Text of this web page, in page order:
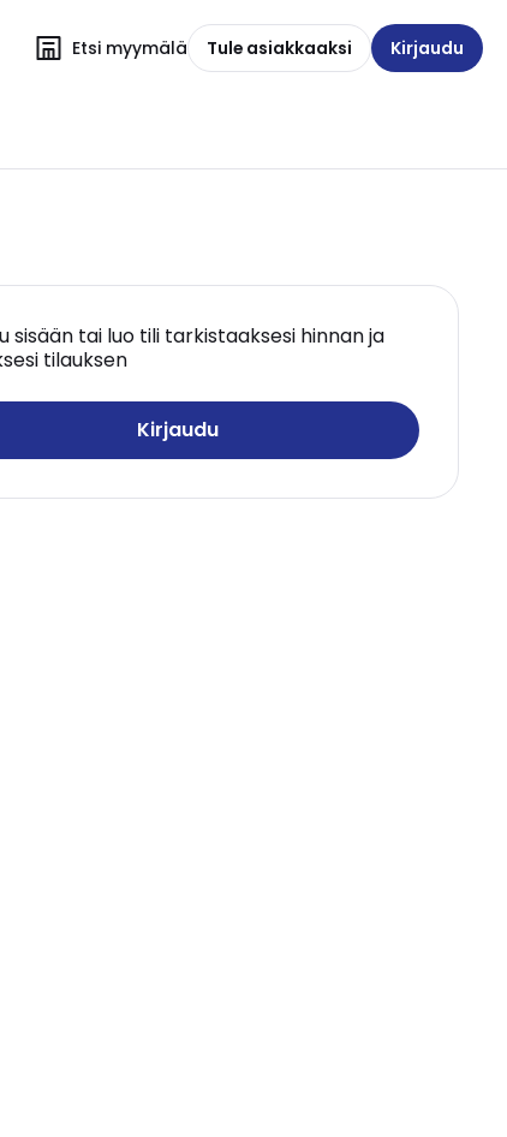
Etsi myymälä Tule asiakkaaksi Kirjaudu
sisään tai luo tili tarkistaaksesi hinnan ja
tilauksen
Kirjaudu